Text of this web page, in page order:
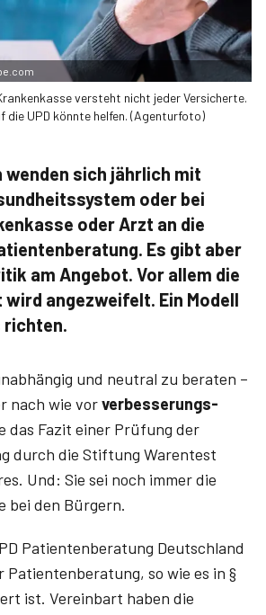
versteht nicht jeder Versicherte.
die UPD könnte helfen. (Agenturfoto)
wenden sich jährlich mit
oder bei
oder Arzt an die
Es gibt aber
am Angebot. Vor allem die
wird angezweifelt. Ein Modell
richten.
und neutral zu beraten –
nach wie vorverbesserungs­
das Fazit einer Prüfung der
durch die Stiftung Warentest
Und: Sie sei noch immer die
bei den Bürgern.
Patientenberatung Deutschland
Patientenberatung, so wie es in §
ist. Vereinbart haben die